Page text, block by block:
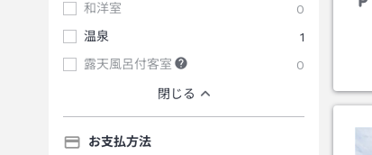
和洋室
0
温泉
1
露天風呂付客室
0
閉じる
お支払方法